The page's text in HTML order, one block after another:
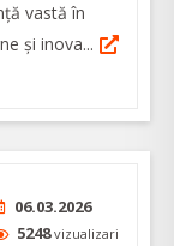
vastă în
şi inova...
06.03.2026
5248vizualizari